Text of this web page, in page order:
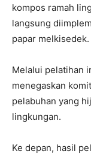
kompos ramah
langsung
papar melkisedek.
Melalui pelatihan
menegaskan
pelabuhan yang
lingkungan.
Ke depan, hasil